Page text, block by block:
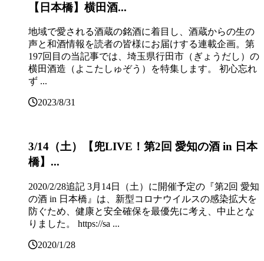
【日本橋】横田酒...
地域で愛される酒蔵の銘酒に着目し、酒蔵からの生の
声と和酒情報を読者の皆様にお届けする連載企画。第
197回目の当記事では、埼玉県行田市（ぎょうだし）の
横田酒造（よこたしゅぞう）を特集します。 初心忘れ
ず ...
2023/8/31
3/14（土）【兜LIVE！第2回 愛知の酒 in 日本
橋】...
2020/2/28追記 3月14日（土）に開催予定の『第2回 愛知
の酒 in 日本橋』は、新型コロナウイルスの感染拡大を
防ぐため、健康と安全確保を最優先に考え、中止とな
りました。 https://sa ...
2020/1/28